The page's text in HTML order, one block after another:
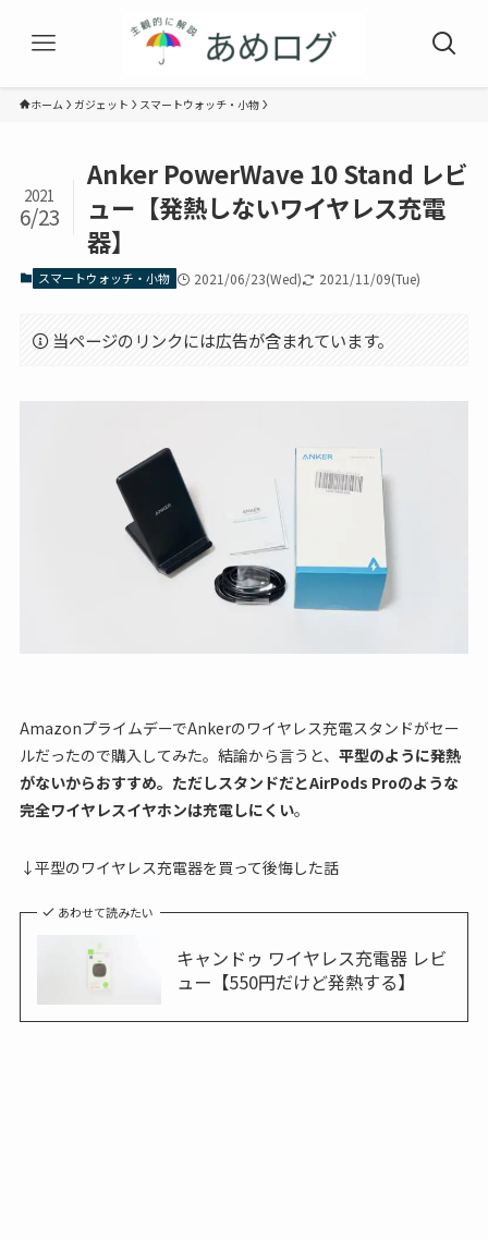
ホーム ガジェット スマートウォッチ・小物
Anker PowerWave 10 Stand レビ
ュー【発熱しないワイヤレス充電
器】
2021
6/23
スマートウォッチ・小物 2021/06/23(Wed) 2021/11/09(Tue)
当ページのリンクには広告が含まれています。
AmazonプライムデーでAnkerのワイヤレス充電スタンドがセー
ルだったので購入してみた。結論から言うと、 平型のように発熱
がないからおすすめ。ただしスタンドだとAirPods Proのような
完全ワイヤレスイヤホンは充電しにくい。
↓平型のワイヤレス充電器を買って後悔した話
あわせて読みたい
キャンドゥ ワイヤレス充電器 レビ
ュー【550円だけど発熱する】